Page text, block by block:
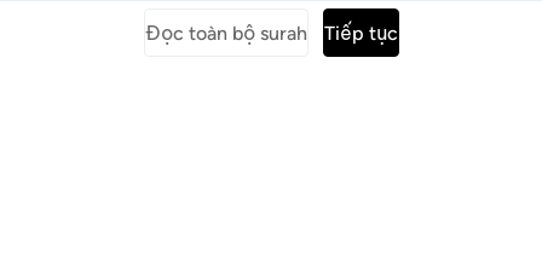
Đọc toàn bộ surah Tiếp tục